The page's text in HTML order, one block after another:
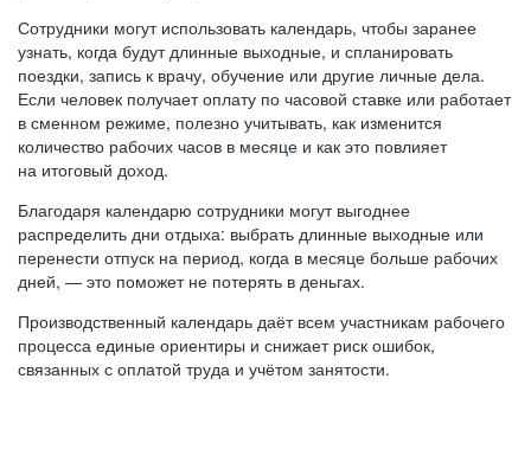
Сотрудники могут использовать календарь, чтобы заранее
узнать, когда будут длинные выходные, и спланировать
поездки, запись к врачу, обучение или другие личные дела.
Если человек получает оплату по часовой ставке или работает
в сменном режиме, полезно учитывать, как изменится
количество рабочих часов в месяце и как это повлияет
на итоговый доход.
Благодаря календарю сотрудники могут выгоднее
распределить дни отдыха: выбрать длинные выходные или
перенести отпуск на период, когда в месяце больше рабочих
дней, — это поможет не потерять в деньгах.
Производственный календарь даёт всем участникам рабочего
процесса единые ориентиры и снижает риск ошибок,
связанных с оплатой труда и учётом занятости.